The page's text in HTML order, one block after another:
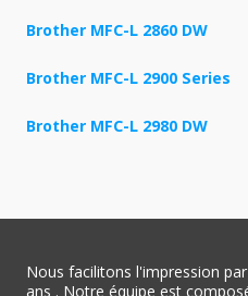
Brother MFC-L 2860 DW
Brother MFC-L 2900 Series
Brother MFC-L 2980 DW
Nous facilitons l'impression
ans . Notre équipe est